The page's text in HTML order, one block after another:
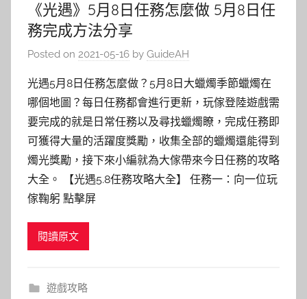
《光遇》5月8日任務怎麼做 5月8日任
務完成方法分享
Posted on 2021-05-16 by GuideAH
光遇5月8日任務怎麼做？5月8日大蠟燭季節蠟燭在
哪個地圖？每日任務都會進行更新，玩傢登陸遊戲需
要完成的就是日常任務以及尋找蠟燭瞭，完成任務即
可獲得大量的活躍度獎勵，收集全部的蠟燭還能得到
燭光獎勵，接下來小編就為大傢帶來今日任務的攻略
大全。 【光遇5.8任務攻略大全】 任務一：向一位玩
傢鞠躬 點擊屏
閱讀原文
遊戲攻略